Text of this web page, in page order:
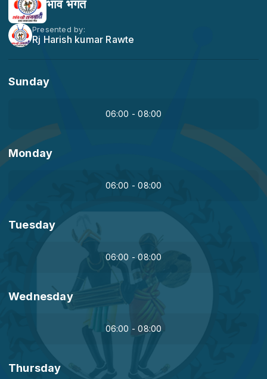
भाव भगत
Presented by:
Rj Harish kumar Rawte
Sunday
06:00 - 08:00
Monday
06:00 - 08:00
Tuesday
06:00 - 08:00
Wednesday
06:00 - 08:00
Thursday